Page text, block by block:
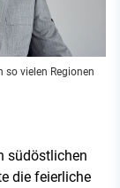
so vielen Regionen
südöstlichen
die feierliche